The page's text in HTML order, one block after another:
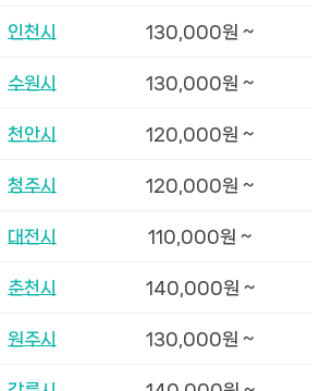
인천시 130,000원 ~
수원시 130,000원 ~
천안시 120,000원 ~
청주시 120,000원 ~
대전시 110,000원 ~
춘천시 140,000원 ~
원주시 130,000원 ~